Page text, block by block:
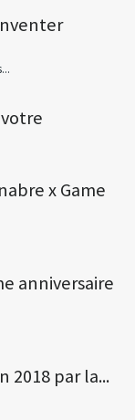
x Game
anniversaire
2018 par la...